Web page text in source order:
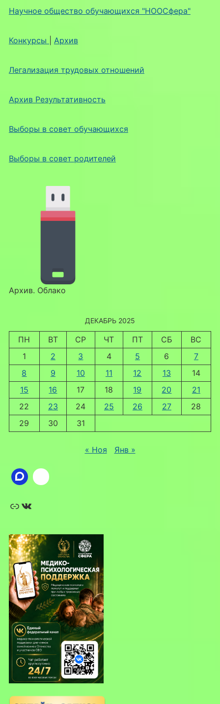
Научное общество обучающихся "НООСфера"
Конкурсы Архив
Легализация трудовых отношений
Архив Результативность
Выборы в совет обучающихся
Выборы в совет родителей
Архив. Облако
ДЕКАБРЬ 2025
ПН ВТ СР ЧТ ПТ СБ
ВС
1
2 3 4 5 6
7
8
9 10 11 12 13
14
15
16 17 18 19 20
21
22
23 24 25 26 27
28
29
30 31
« Ноя Янв »